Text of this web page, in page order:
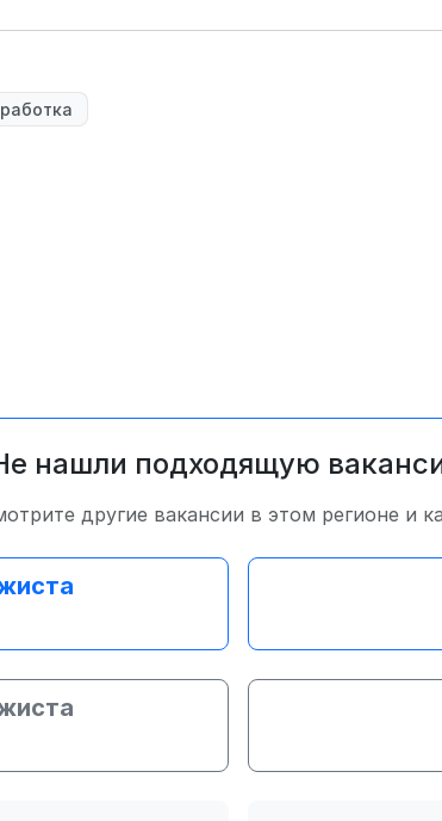
нашли подходящую
другие вакансии в этом регионе и